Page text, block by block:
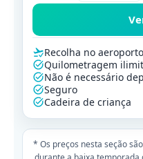
Recolha no aeroporto
Quilometragem
Não é necessário
Seguro
Cadeira de criança
* Os preços nesta seção